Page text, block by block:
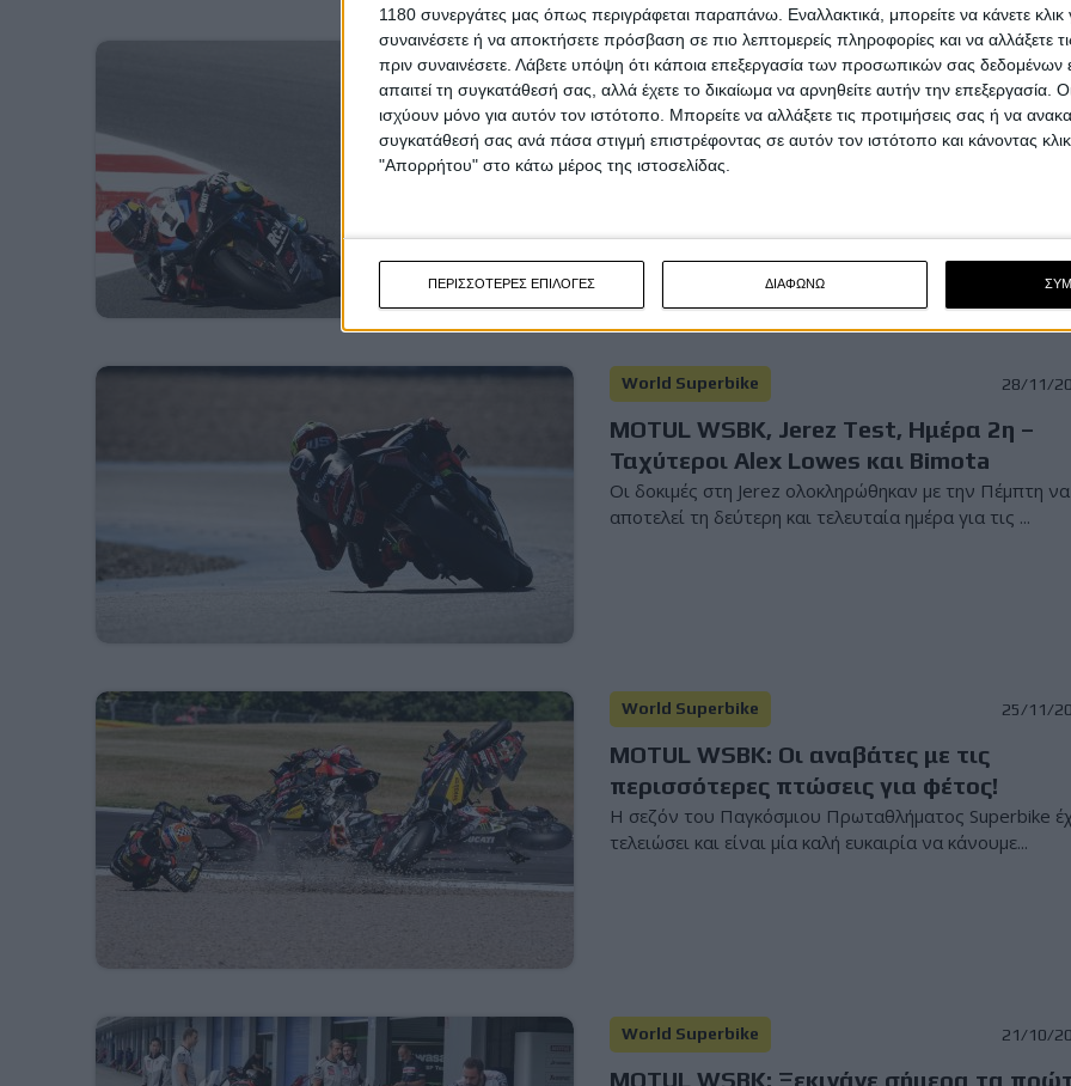
1180 συνεργάτες μας όπως περιγράφεται παραπάνω. Εναλλακτικά, μπορείτε να κάνετε κλικ
συναινέσετε ή να αποκτήσετε πρόσβαση σε πιο λεπτομερείς πληροφορίες και να αλλάξετε
πριν συναινέσετε. Λάβετε υπόψη ότι κάποια επεξεργασία των προσωπικών σας δεδομένων
απαιτεί τη συγκατάθεσή σας, αλλά έχετε το δικαίωμα να αρνηθείτε αυτήν την επεξεργασία.
ισχύουν μόνο για αυτόν τον ιστότοπο. Μπορείτε να αλλάξετε τις προτιμήσεις σας ή να
συγκατάθεσή σας ανά πάσα στιγμή επιστρέφοντας σε αυτόν τον ιστότοπο και κάνοντας
"Απορρήτου" στο κάτω μέρος της ιστοσελίδας.
ΠΕΡΙΣΣΟΤΕΡΕΣ ΕΠΙΛΟΓΕΣ ΔΙΑΦΩΝΩ
World Superbike 11/2/
MOTUL WSBK 2026: Αυτοί είναι οι
αρχιμηχανικοί των αναβατών – όλες οι
μεταγραφές
World Superbike 28/11/
MOTUL WSBK, Jerez Test, Ημέρα 2η –
Ταχύτεροι Alex Lowes και Bimota
Οι δοκιμές στη Jerez ολοκληρώθηκαν με την Πέμπτη να
αποτελεί τη δεύτερη και τελευταία ημέρα για τις ...
World Superbike 25/11/
MOTUL WSBK: Οι αναβάτες με τις
περισσότερες πτώσεις για φέτος!
Η σεζόν του Παγκόσμιου Πρωταθλήματος Superbike
τελειώσει και είναι μία καλή ευκαιρία να κάνουμε...
World Superbike 21/10/
MOTUL WSBK: Ξεκινάνε σήμερα τα